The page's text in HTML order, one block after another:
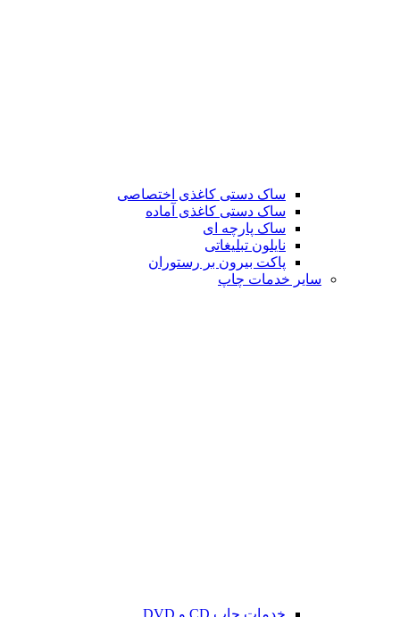
ساک دستی کاغذی اختصاصی
ساک دستی کاغذی آماده
ساک پارچه ای
نایلون تبلیغاتی
پاکت بیرون بر رستوران
سایر خدمات چاپ
خدمات چاپ CD و DVD